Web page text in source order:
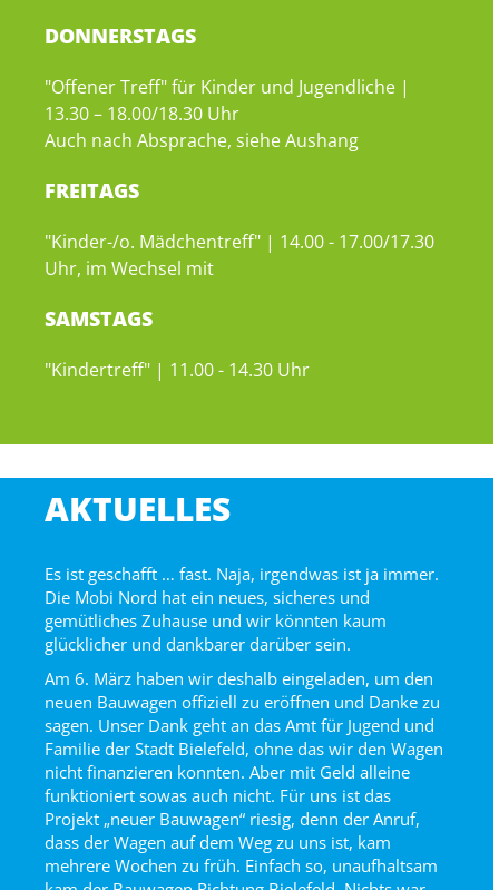
DONNERSTAGS
"Offener Treff" für Kinder und Jugendliche |
13.30 – 18.00/18.30 Uhr
Auch nach Absprache, siehe Aushang
FREITAGS
"Kinder-/o. Mädchentreff" | 14.00 - 17.00/17.30
Uhr, im Wechsel mit
SAMSTAGS
"Kindertreff" | 11.00 - 14.30 Uhr
AKTUELLES
Es ist geschafft … fast. Naja, irgendwas ist ja immer.
Die Mobi Nord hat ein neues, sicheres und
gemütliches Zuhause und wir könnten kaum
glücklicher und dankbarer darüber sein.
Am 6. März haben wir deshalb eingeladen, um den
neuen Bauwagen offiziell zu eröffnen und Danke zu
sagen. Unser Dank geht an das Amt für Jugend und
Familie der Stadt Bielefeld, ohne das wir den Wagen
nicht finanzieren konnten. Aber mit Geld alleine
funktioniert sowas auch nicht. Für uns ist das
Projekt „neuer Bauwagen“ riesig, denn der Anruf,
dass der Wagen auf dem Weg zu uns ist, kam
mehrere Wochen zu früh. Einfach so, unaufhaltsam